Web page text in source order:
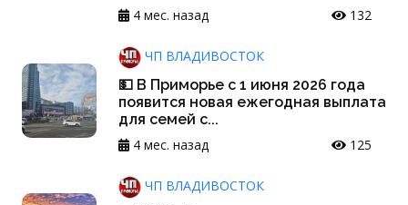
4 мес. назад
132
ЧП ВЛАДИВОСТОК
💵 В Приморье с 1 июня 2026 года
появится новая ежегодная выплата
для семей с...
4 мес. назад
125
ЧП ВЛАДИВОСТОК